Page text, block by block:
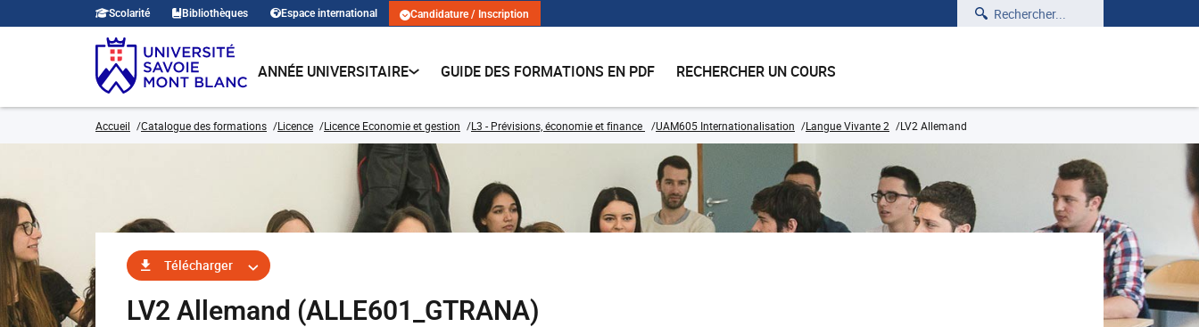
Scolarité Bibliothèques Espace international Candidature / Inscription Rechercher
ANNÉE UNIVERSITAIRE GUIDE DES FORMATIONS EN PDF RECHERCHER UN COURS
Accueil Catalogue des formations Licence Licence Economie et gestion L3 - Prévisions, économie et finance UAM605 Internationalisation Langue Vivante 2 LV2 Allemand
Télécharger
LV2 Allemand (ALLE601_GTRANA)